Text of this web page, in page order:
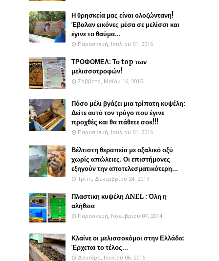
Η θρησκεία μας είναι ολοζώντανη!
Έβαλαν εικόνες μέσα σε μελίσσι και
έγινε το θαύμα...
Παρασκευή, Ιουλίου 01, 2016
ΤΡΟΦΟΜΕΛ: Το top των
μελισσοτροφών!
Σάββατο, Μαΐου 16, 2015
Πόσο μέλι βγάζει μια τρίπατη κυψέλη:
Δείτε αυτό τον τρύγο που έγινε
προχθές και θα πάθετε σοκ!!!
Παρασκευή, Ιουλίου 01, 2016
Βέλτιστη θεραπεία με οξαλικό οξύ
χωρίς απώλειες. Οι επιστήμονες
εξηγούν την αποτελεσματικότερη...
Τρίτη, Δεκεμβρίου 24, 2019
Πλαστικη κυψέλη ANEL : Όλη η
αλήθεια
Παρασκευή, Νοεμβρίου 07, 2014
Κλαίνε οι μελισσοκόμοι στην Ελλάδα:
Έρχεται το τέλος...
Δευτέρα, Ιουνίου 06, 2016